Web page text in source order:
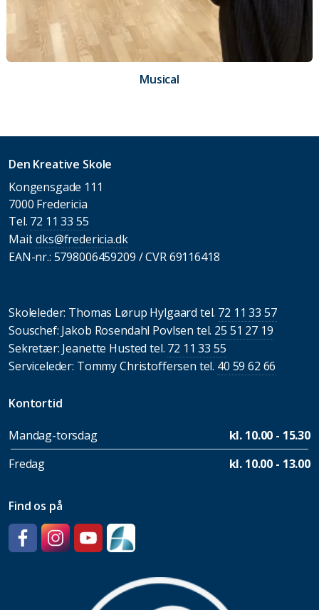
Musical
Den Kreative Skole
Kongensgade 111
7000 Fredericia
Tel. 72 11 33 55
Mail:dks@fredericia.dk
EAN-nr.: 5798006459209 / CVR 69116418
Skoleleder: Thomas Lørup Hylgaard tel. 72 11 33 57
Souschef: Jakob Rosendahl Povlsen tel. 25 51 27 19
Sekretær: Jeanette Husted tel. 72 11 33 55
Serviceleder: Tommy Christoffersen tel. 40 59 62 66
Kontortid
Mandag-torsdag
kl. 10.00 - 15.30
Fredag
kl. 10.00 - 13.00
Find os på